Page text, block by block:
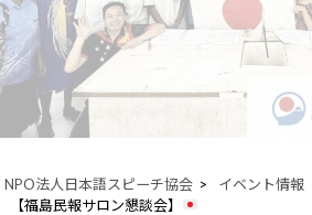
NPO法人日本語スピーチ協会 > イベント情報
【福島民報サロン懇談会】